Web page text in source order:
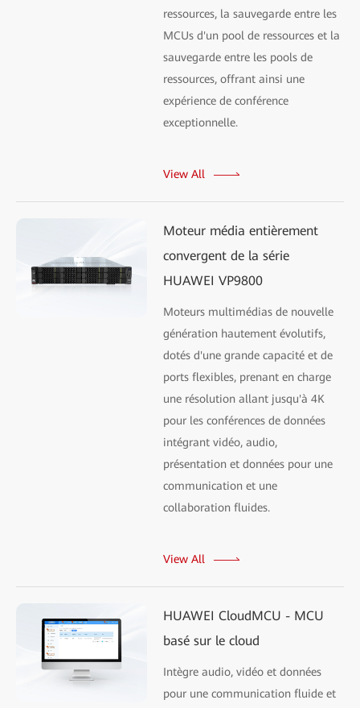
ressources, la sauvegarde entre les
MCUs d'un pool de ressources et la
sauvegarde entre les pools de
ressources, offrant ainsi une
expérience de conférence
exceptionnelle.
View All
Moteur média entièrement
convergent de la série
HUAWEI VP9800
Moteurs multimédias de nouvelle
génération hautement évolutifs,
dotés d'une grande capacité et de
ports flexibles, prenant en charge
une résolution allant jusqu'à 4K
pour les conférences de données
intégrant vidéo, audio,
présentation et données pour une
communication et une
collaboration fluides.
View All
HUAWEI CloudMCU - MCU
basé sur le cloud
Intègre audio, vidéo et données
pour une communication fluide et